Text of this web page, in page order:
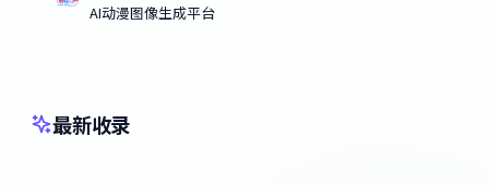
AI动漫图像生成平台
最新收录